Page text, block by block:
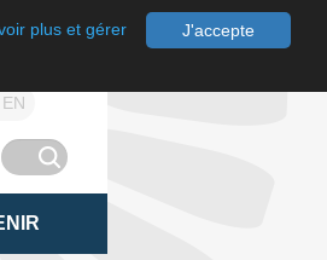
J'accepte
plus et gérer
EN